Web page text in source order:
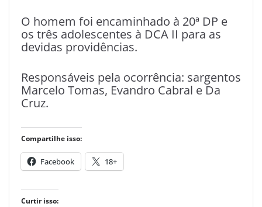
O homem foi encaminhado à 20ª DP e
os três adolescentes à DCA II para as
devidas providências.
Responsáveis pela ocorrência: sargentos
Marcelo Tomas, Evandro Cabral e Da
Cruz.
Compartilhe isso:
Facebook 18+
Curtir isso: